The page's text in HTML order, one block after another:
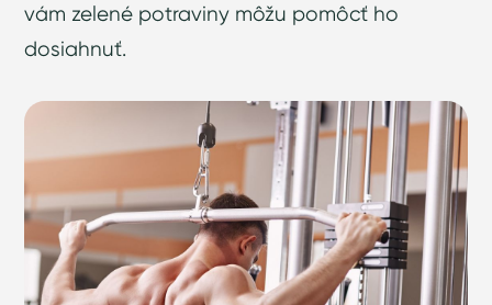
vám zelené potraviny môžu pomôcť ho
dosiahnuť.